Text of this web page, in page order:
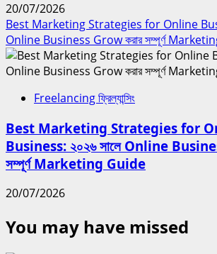
20/07/2026
Best Marketing Strategies for Online
Online Business Grow করার সম্পূর্ণ
Freelancing ফ্রিল্যান্সিং
Best Marketing Strategies for
Business: ২০২৬ সালে Online
সম্পূর্ণ Marketing Guide
20/07/2026
You may have missed